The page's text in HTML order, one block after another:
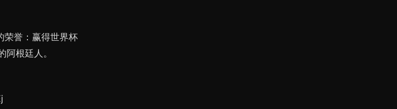
荣誉：赢得世界杯
根廷人。